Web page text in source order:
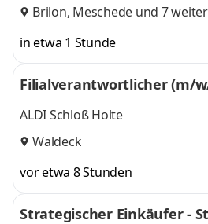
Brilon, Meschede und 7
in etwa 1 Stunde
Filialverantwortlicher (m/
ALDI Schloß Holte
Waldeck
vor etwa 8 Stunden
Strategischer Einkäufer -